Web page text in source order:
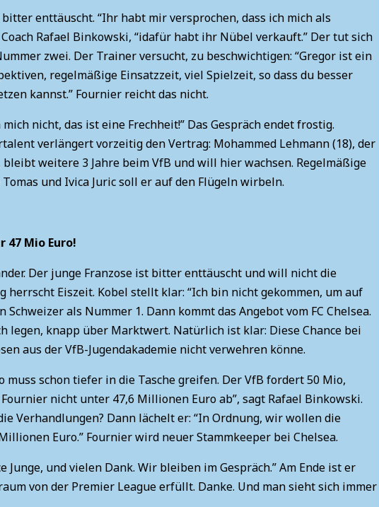
enttäuscht. “Ihr habt mir versprochen, dass ich mich als
Rafael Binkowski, “idafür habt ihr Nübel verkauft.” Der tut sich
zwei. Der Trainer versucht, zu beschwichtigen: “Gregor ist ein
regelmäßige Einsatzzeit, viel Spielzeit, so dass du besser
kannst.” Fournier reicht das nicht.
nicht, das ist eine Frechheit!” Das Gespräch endet frostig.
verlängert vorzeitig den Vertrag: Mohammed Lehmann (18), der
weitere 3 Jahre beim VfB und will hier wachsen. Regelmäßige
und Ivica Juric soll er auf den Flügeln wirbeln.
47 Mio Euro!
Der junge Franzose ist bitter enttäuscht und will nicht die
herrscht Eiszeit. Kobel stellt klar: “Ich bin nicht gekommen, um auf
als Nummer 1. Dann kommt das Angebot vom FC Chelsea.
legen, knapp über Marktwert. Natürlich ist klar: Diese Chance bei
aus der VfB-Jugendakademie nicht verwehren könne.
schon tiefer in die Tasche greifen. Der VfB fordert 50 Mio,
nicht unter 47,6 Millionen Euro ab”, sagt Rafael Binkowski.
Verhandlungen? Dann lächelt er: “In Ordnung, wir wollen die
Euro.” Fournier wird neuer Stammkeeper bei Chelsea.
Junge, und vielen Dank. Wir bleiben im Gespräch.” Am Ende ist er
von der Premier League erfüllt. Danke. Und man sieht sich immer